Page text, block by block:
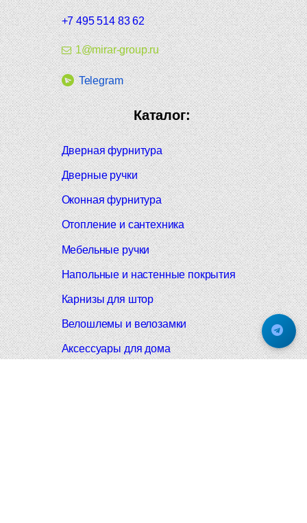
+7 495 514 83 62
1@mirar-group.ru
Telegram
Каталог:
Дверная фурнитура
Дверные ручки
Оконная фурнитура
Отопление и сантехника
Мебельные ручки
Напольные и настенные покрытия
Карнизы для штор
Велошлемы и велозамки
Аксессуары для дома